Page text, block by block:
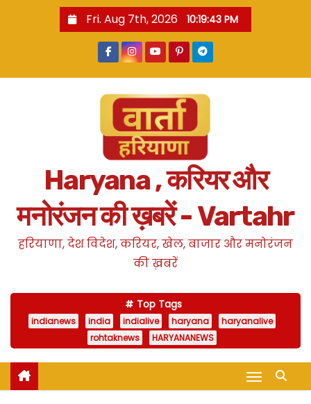
Fri. Aug 7th, 2026 10:19:44 PM
Haryana , करियर और
मनोरंजन की ख़बरें - Vartahr
हरियाणा, देश विदेश, करियर, खेल, बाजार और मनोरंजन
की ख़बरें
Top Tags
indianews india indialive haryana
haryanalive
rohtaknews
HARYANANEWS